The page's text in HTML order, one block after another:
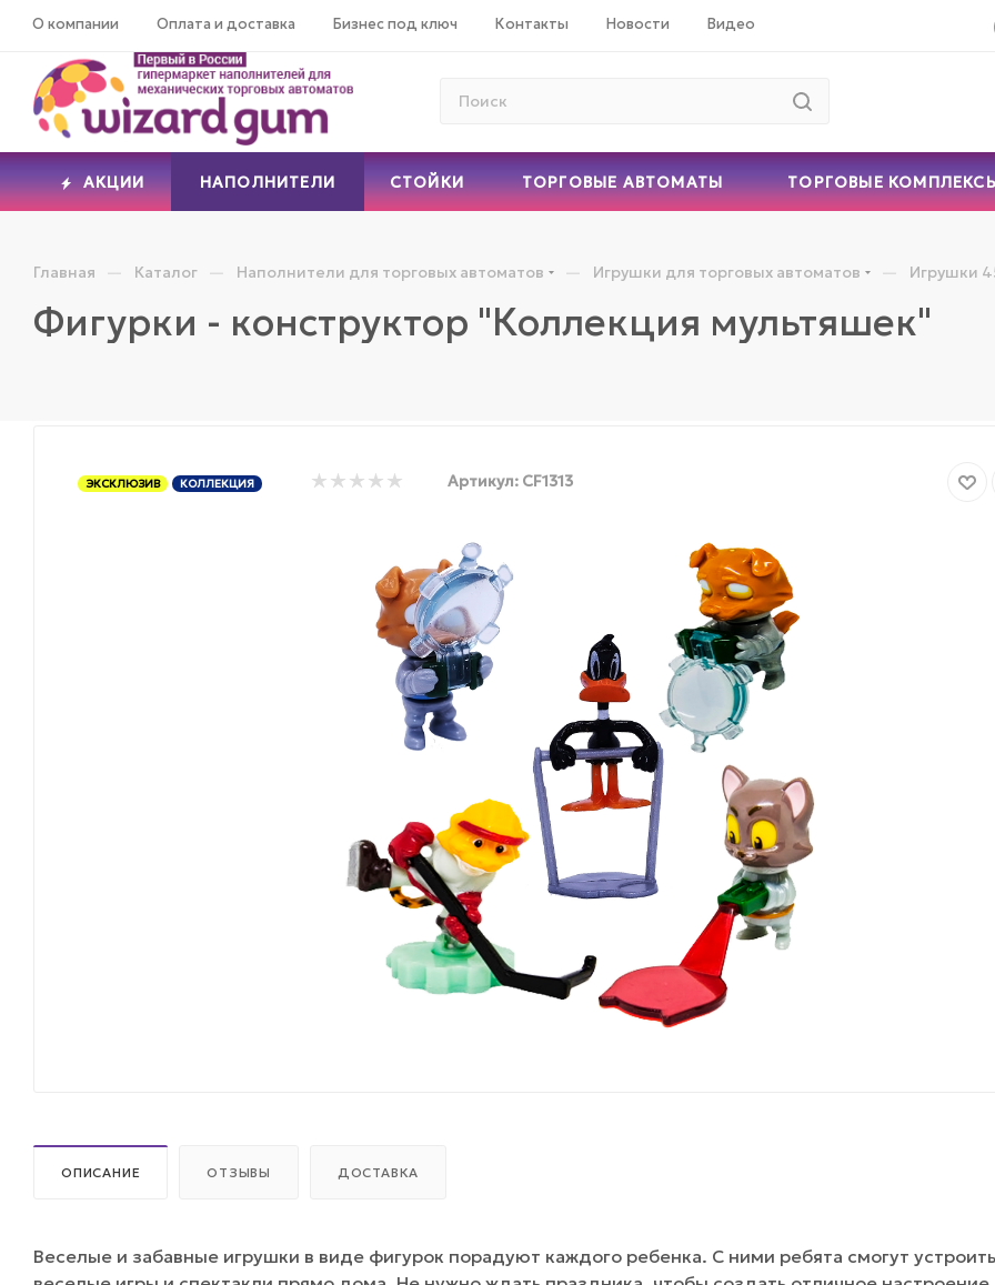
О компании Оплата и доставка Бизнес под ключ Контакты Новости Видео
АКЦИИ НАПОЛНИТЕЛИ СТОЙКИ ТОРГОВЫЕ АВТОМАТЫ ТОРГОВЫЕ
Главная — Каталог — Наполнители для торговых автоматов — Игрушки для торговых автоматов — Игрушки
Фигурки - конструктор "Коллекция мультяшек"
ЭКСКЛЮЗИВ КОЛЛЕКЦИЯ Артикул: CF1313
ОПИСАНИЕ ОТЗЫВЫ ДОСТАВКА
Веселые и забавные игрушки в виде фигурок порадуют каждого ребенка. С ними ребята смогут устроить